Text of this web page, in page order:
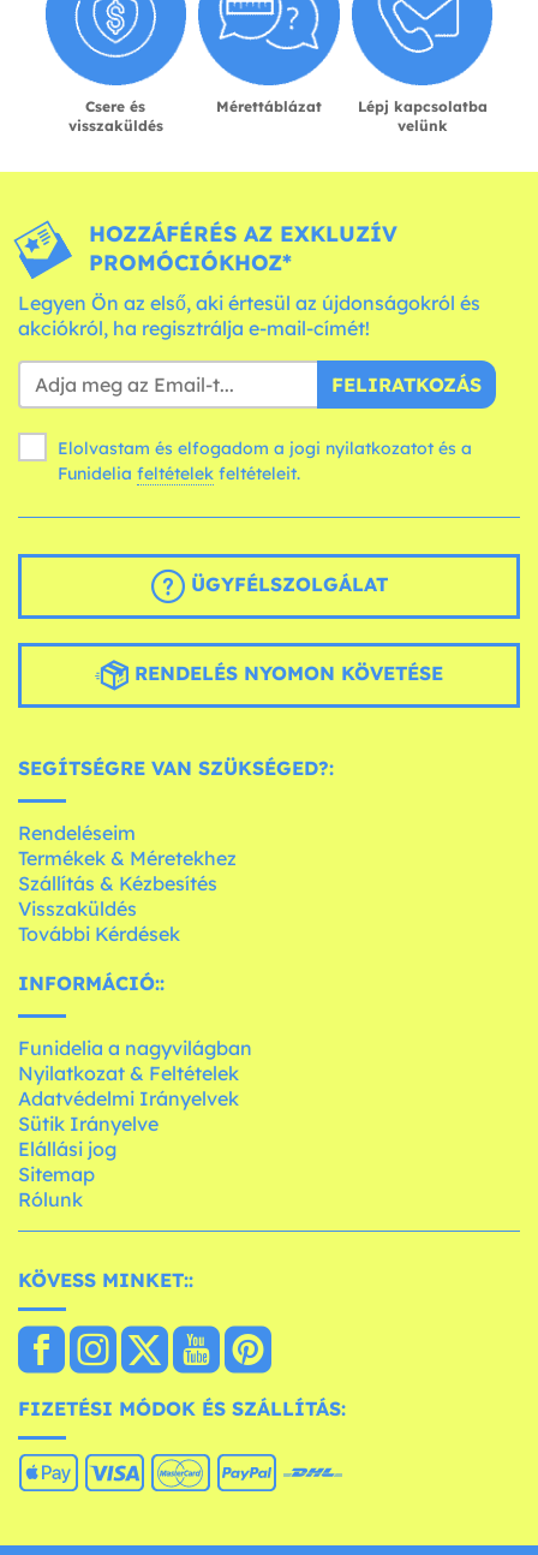
Csere és
visszaküldés
Mérettáblázat
Lépj kapcsolatba
velünk
HOZZÁFÉRÉS AZ EXKLUZÍV
PROMÓCIÓKHOZ*
Legyen Ön az első, aki értesül az újdonságokról és
akciókról, ha regisztrálja e-mail-címét!
FELIRATKOZÁS
Elolvastam és elfogadom a jogi nyilatkozatot és a
Funidelia feltételek feltételeit.
ÜGYFÉLSZOLGÁLAT
RENDELÉS NYOMON KÖVETÉSE
SEGÍTSÉGRE VAN SZÜKSÉGED?:
Rendeléseim
Termékek & Méretekhez
Szállítás & Kézbesítés
Visszaküldés
További Kérdések
INFORMÁCIÓ::
Funidelia a nagyvilágban
Nyilatkozat & Feltételek
Adatvédelmi Irányelvek
Sütik Irányelve
Elállási jog
Sitemap
Rólunk
KÖVESS MINKET::
FIZETÉSI MÓDOK ÉS SZÁLLÍTÁS: